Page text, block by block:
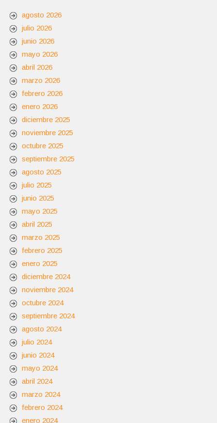
agosto 2026
julio 2026
junio 2026
mayo 2026
abril 2026
marzo 2026
febrero 2026
enero 2026
diciembre 2025
noviembre 2025
octubre 2025
septiembre 2025
agosto 2025
julio 2025
junio 2025
mayo 2025
abril 2025
marzo 2025
febrero 2025
enero 2025
diciembre 2024
noviembre 2024
octubre 2024
septiembre 2024
agosto 2024
julio 2024
junio 2024
mayo 2024
abril 2024
marzo 2024
febrero 2024
enero 2024